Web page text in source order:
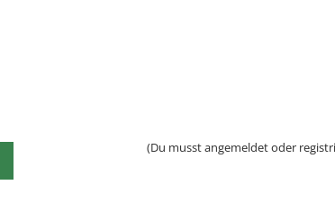
(Du musst angemeldet oder